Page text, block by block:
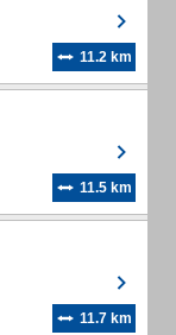
11.2 km
11.5 km
11.7 km